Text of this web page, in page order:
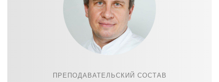
ПРЕПОДАВАТЕЛЬСКИЙ СОСТАВ